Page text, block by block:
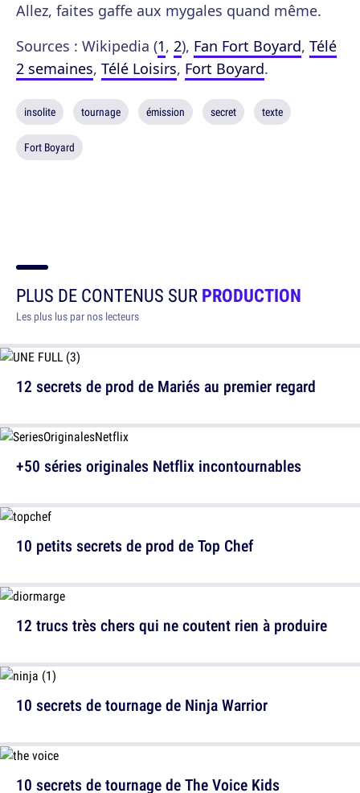
Allez, faites gaffe aux mygales quand même.
Sources : Wikipedia (1, 2), Fan Fort Boyard, Télé
2 semaines, Télé Loisirs, Fort Boyard.
insolite tournage émission secret texte
Fort Boyard
PLUS DE CONTENUS SURPRODUCTION
Les plus lus par nos lecteurs
12 secrets de prod de Mariés au premier regard
10 petits secrets de prod de Top Chef
10 secrets de tournage de Ninja Warrior
+50 séries originales Netflix incontournables
12 trucs très chers qui ne coutent rien à produire
10 secrets de tournage de The Voice Kids